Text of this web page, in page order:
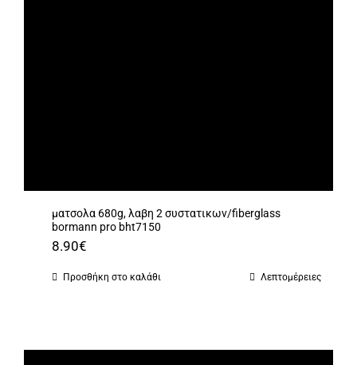
ματσολα 680g, λαβη 2 συστατικων/fiberglass
bormann pro bht7150
8.90€
Προσθήκη στο καλάθι Λεπτομέρειες